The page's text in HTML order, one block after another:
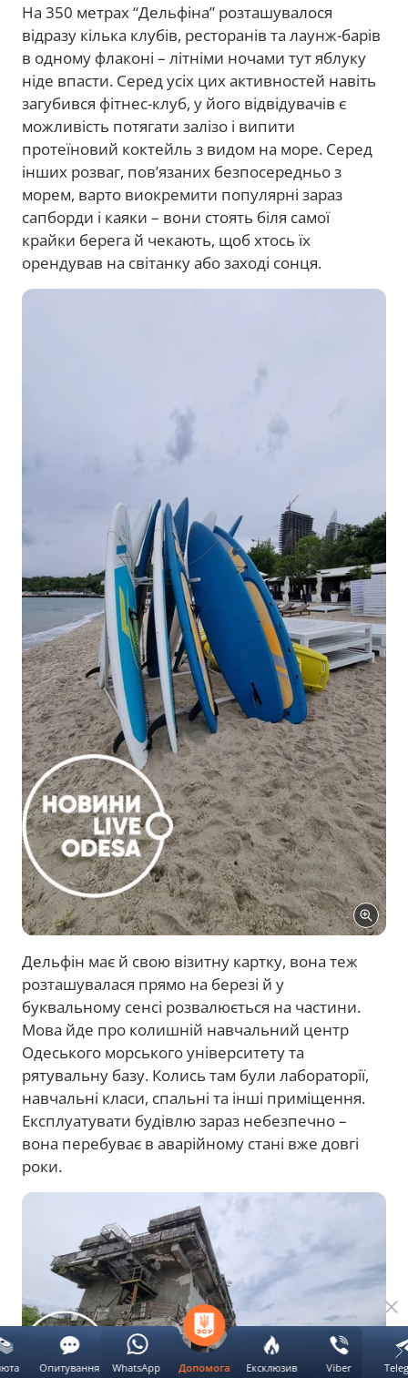
На 350 метрах “Дельфіна” розташувалося
відразу кілька клубів, ресторанів та лаунж-барів
в одному флаконі – літніми ночами тут яблуку
ніде впасти. Серед усіх цих активностей навіть
загубився фітнес-клуб, у його відвідувачів є
можливість потягати залізо і випити
протеїновий коктейль з видом на море. Серед
інших розваг, пов’язаних безпосередньо з
морем, варто виокремити популярні зараз
сапборди і каяки – вони стоять біля самої
крайки берега й чекають, щоб хтось їх
орендував на світанку або заході сонця.
Дельфін має й свою візитну картку, вона теж
розташувалася прямо на березі й у
буквальному сенсі розвалюється на частини.
Мова йде про колишній навчальний центр
Одеського морського університету та
рятувальну базу. Колись там були лабораторії,
навчальні класи, спальні та інші приміщення.
Експлуатувати будівлю зараз небезпечно –
вона перебуває в аварійному стані вже довгі
роки.
Допомога Ексклюзив Viber
Опитування WhatsApp